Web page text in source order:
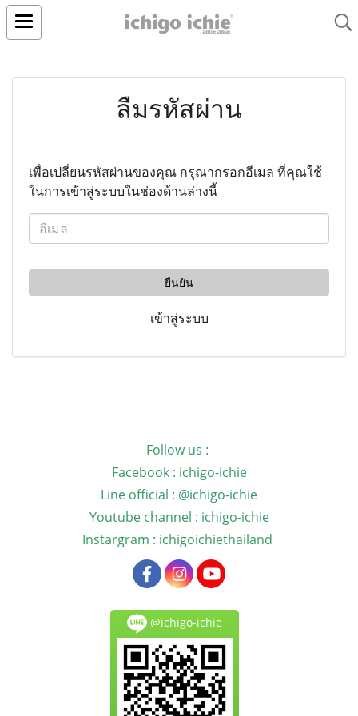
ลืมรหัสผ่าน
เพื่อเปลี่ยนรหัสผ่านของคุณ กรุณากรอกอีเมล ที่คุณใช้
ในการเข้าสู่ระบบในช่องด้านล่างนี้
ยืนยัน
เข้าสู่ระบบ
Follow us :
Facebook : ichigo-ichie
Line official : @ichigo-ichie
Youtube channel : ichigo-ichie
Instargram : ichigoichiethailand
@ichigo-ichie